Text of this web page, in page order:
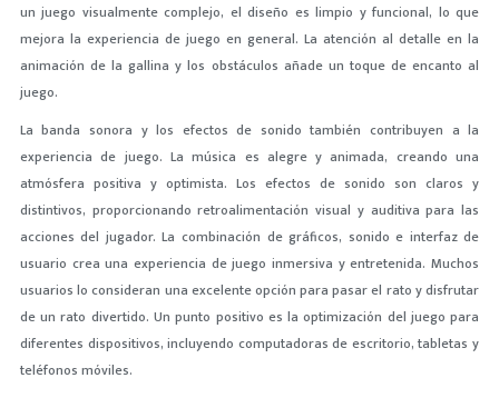
un juego visualmente complejo, el diseño es limpio y funcional, lo que
mejora la experiencia de juego en general. La atención al detalle en la
animación de la gallina y los obstáculos añade un toque de encanto al
juego.
La banda sonora y los efectos de sonido también contribuyen a la
experiencia de juego. La música es alegre y animada, creando una
atmósfera positiva y optimista. Los efectos de sonido son claros y
distintivos, proporcionando retroalimentación visual y auditiva para las
acciones del jugador. La combinación de gráficos, sonido e interfaz de
usuario crea una experiencia de juego inmersiva y entretenida. Muchos
usuarios lo consideran una excelente opción para pasar el rato y disfrutar
de un rato divertido. Un punto positivo es la optimización del juego para
diferentes dispositivos, incluyendo computadoras de escritorio, tabletas y
teléfonos móviles.